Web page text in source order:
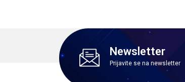
Newsletter
Prijavite se na newsletter